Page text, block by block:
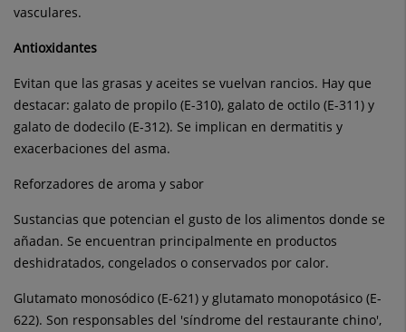
vasculares.
Antioxidantes
Evitan que las grasas y aceites se vuelvan rancios. Hay que
destacar: galato de propilo (E-310), galato de octilo (E-311) y
galato de dodecilo (E-312). Se implican en dermatitis y
exacerbaciones del asma.
Reforzadores de aroma y sabor
Sustancias que potencian el gusto de los alimentos donde se
añadan. Se encuentran principalmente en productos
deshidratados, congelados o conservados por calor.
Glutamato monosódico (E-621) y glutamato monopotásico (E-
622). Son responsables del 'síndrome del restaurante chino',